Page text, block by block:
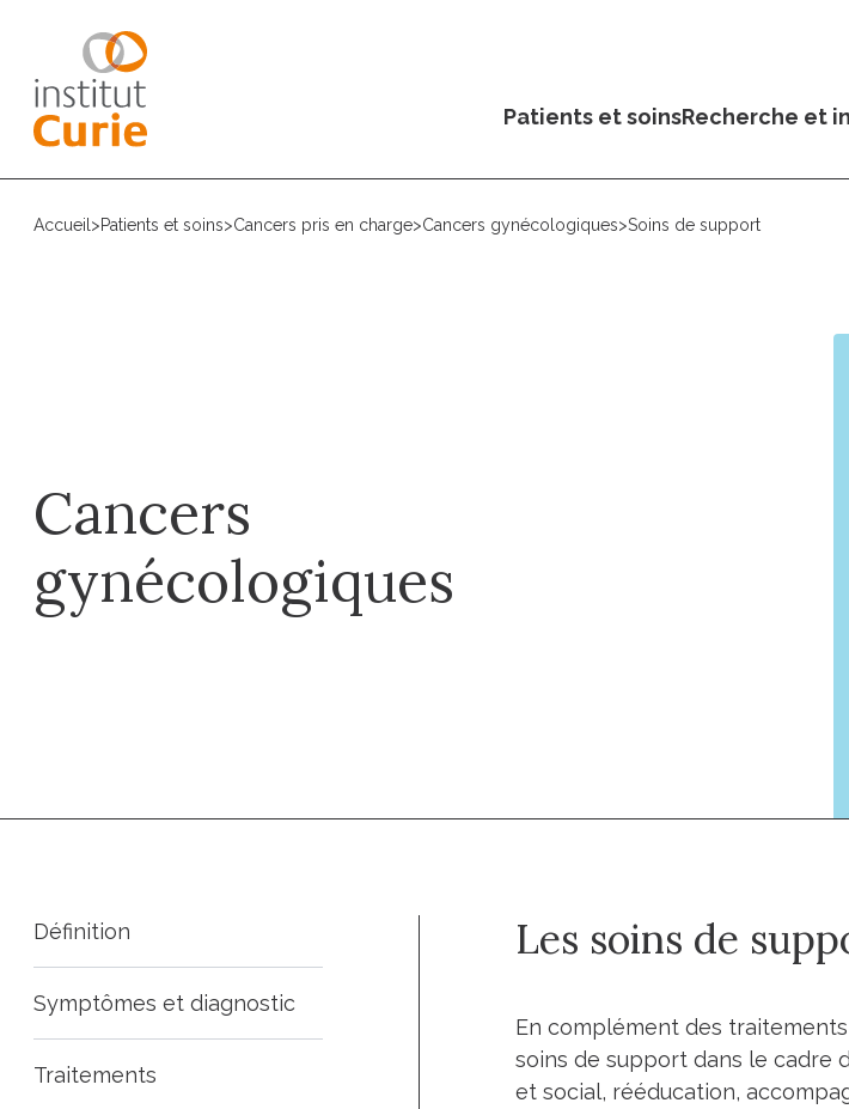
Patients et soinsRecherche et
Accueil >Patients et soins>Cancers pris en charge>Cancers gynécologiques>Soins de support
Cancers
gynécologiques
Définition
Symptômes et diagnostic
Traitements
Les soins de
En complément des
soins de support dans le cadre
et social, rééducation,